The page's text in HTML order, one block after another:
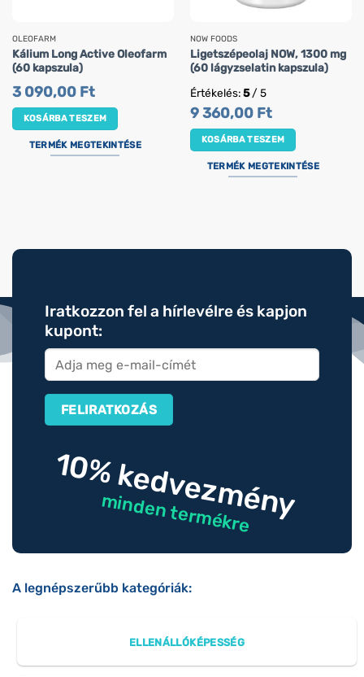
OLEOFARM
Kálium Long Active Oleofarm
(60 kapszula)
3 090,00 Ft
KOSÁRBA TESZEM
TERMÉK MEGTEKINTÉSE
NOW FOODS
Ligetszépeolaj NOW, 1300 mg
(60 lágyzselatin kapszula)
Értékelés:5/ 5
9 360,00 Ft
KOSÁRBA TESZEM
TERMÉK MEGTEKINTÉSE
Iratkozzon fel a hírlevélre és kapjon
kupont:
10% kedvezmény
minden termékre
A legnépszerűbb kategóriák:
ELLENÁLLÓKÉPESSÉG